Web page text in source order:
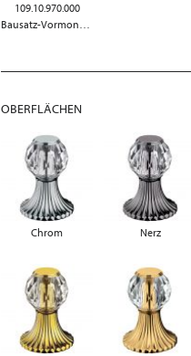
109.10.970.000
Bausatz-Vormontage
OBERFLÄCHEN
Chrom Nerz